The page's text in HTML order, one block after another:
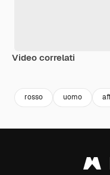
Video correlati
rosso uomo